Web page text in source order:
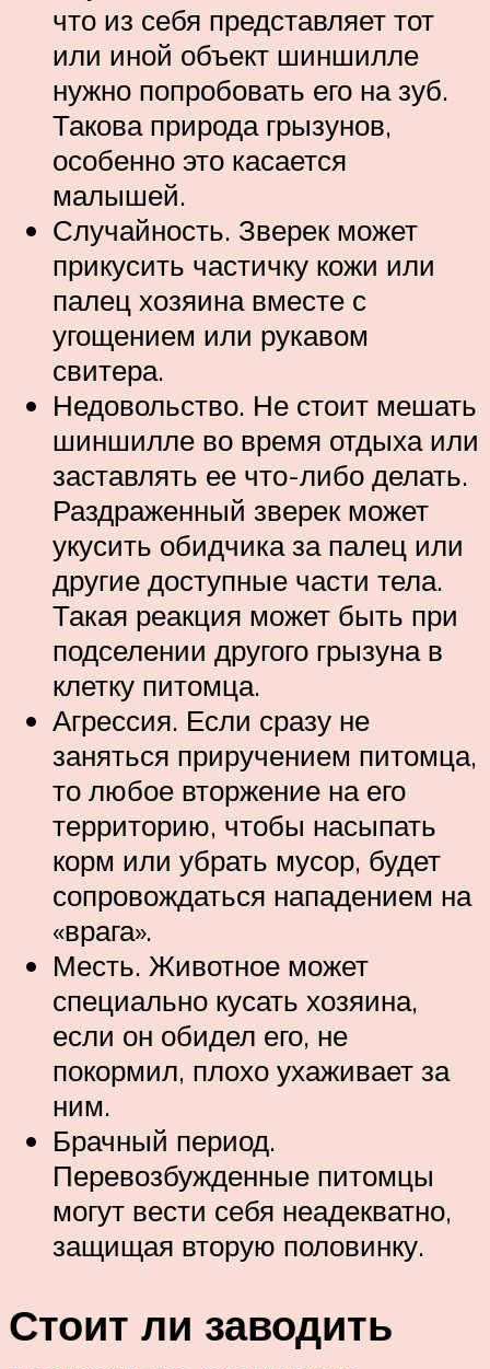
что из себя представляет тот
или иной объект шиншилле
нужно попробовать его на зуб.
Такова природа грызунов,
особенно это касается
малышей.
Случайность. Зверек может
прикусить частичку кожи или
палец хозяина вместе с
угощением или рукавом
свитера.
Недовольство. Не стоит мешать
шиншилле во время отдыха или
заставлять ее что-либо делать.
Раздраженный зверек может
укусить обидчика за палец или
другие доступные части тела.
Такая реакция может быть при
подселении другого грызуна в
клетку питомца.
Агрессия. Если сразу не
заняться приручением питомца,
то любое вторжение на его
территорию, чтобы насыпать
корм или убрать мусор, будет
сопровождаться нападением на
«врага».
Месть. Животное может
специально кусать хозяина,
если он обидел его, не
покормил, плохо ухаживает за
ним.
Брачный период.
Перевозбужденные питомцы
могут вести себя неадекватно,
защищая вторую половинку.
Стоит ли заводить